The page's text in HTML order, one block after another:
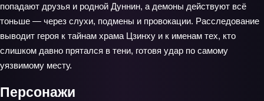
попадают друзья и родной Дуннин, а демоны действуют всё
тоньше — через слухи, подмены и провокации. Расследование
выводит героя к тайнам храма Цзинху и к именам тех, кто
слишком давно прятался в тени, готовя удар по самому
уязвимому месту.
Персонажи